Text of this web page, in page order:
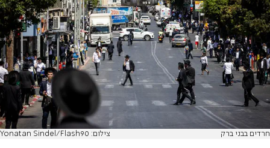
חרדים בבני ברק צילום: Yonatan Sindel/Flash90